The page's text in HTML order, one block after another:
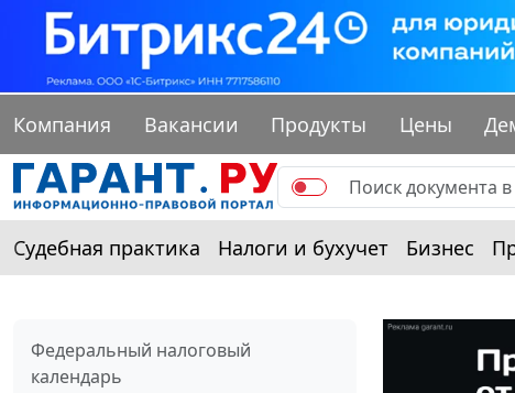
Компания Вакансии Продукты Цены
Судебная практика Налоги и бухучет Бизнес
Федеральный налоговый
календарь